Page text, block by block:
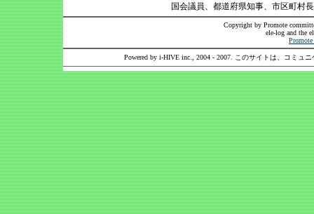
国会議員、都道府県知事、市区町村
Copyright by Promote
ele-log and the
Powered by i-HIVE inc., 2004 - 2007. このサイトは、コミュ